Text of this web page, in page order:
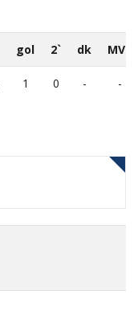
gol 2` dk MVP
1 0 - -